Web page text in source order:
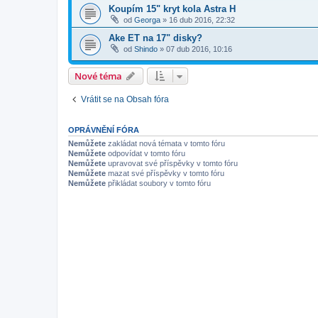
Koupím 15" kryt kola Astra H
od Georga » 16 dub 2016, 22:32
Ake ET na 17" disky?
od Shindo » 07 dub 2016, 10:16
Nové téma
Vrátit se na Obsah fóra
OPRÁVNĚNÍ FÓRA
Nemůžete zakládat nová témata v tomto fóru
Nemůžete odpovídat v tomto fóru
Nemůžete upravovat své příspěvky v tomto fóru
Nemůžete mazat své příspěvky v tomto fóru
Nemůžete přikládat soubory v tomto fóru